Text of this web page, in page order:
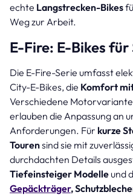
echte Langstrecken-Bikes
Weg zur Arbeit.
E-Fire: E-Bikes
Die E-Fire-Serie umfasst
City-E-Bikes, die Komfort
Verschiedene
erlauben die Anpassung an
Anforderungen. Für kurze
Tourensind sie mit
durchdachten Details
Tiefeinsteiger Modelle und
Gepäckträger,